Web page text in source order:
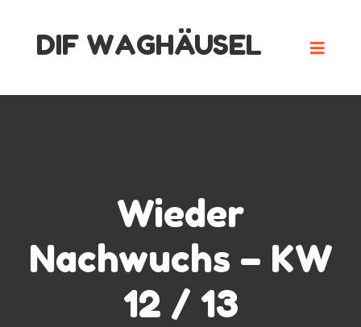
DIF WAGHÄUSEL
Wieder
Nachwuchs – KW
12 / 13